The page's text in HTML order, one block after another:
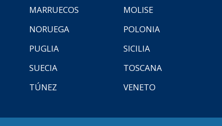
MARRUECOS
MOLISE
NORUEGA
POLONIA
PUGLIA
SICILIA
SUECIA
TOSCANA
TÚNEZ
VENETO